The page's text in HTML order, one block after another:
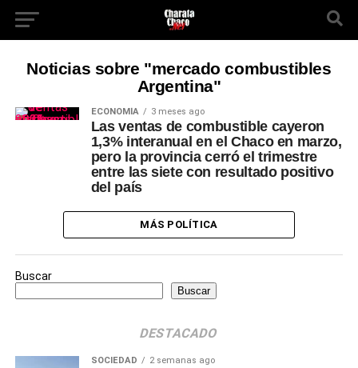
Noticias sobre "mercado combustibles
Argentina"
ECONOMÍA 3 meses ago
Las ventas de combustible cayeron
1,3% interanual en el Chaco en marzo,
pero la provincia cerró el trimestre
entre las siete con resultado positivo
del país
MÁS POLÍTICA
Buscar
Buscar
DESTACADO
SOCIEDAD 2 semanas ago